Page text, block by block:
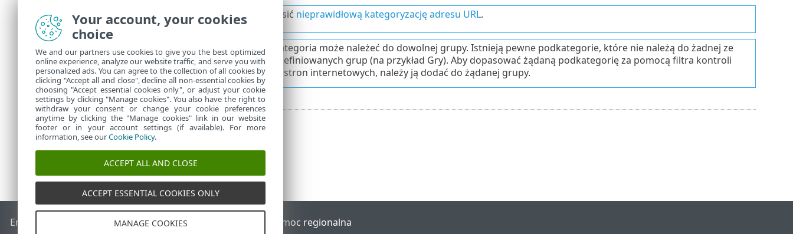
Można zgłosić nieprawidłową kategoryzację adresu URL.
Dana podkategoria może należeć do dowolnej grupy. Istnieją pewne podkategorie, które nie należą do żadnej ze
wstępnie zdefiniowanych grup (na przykład Gry). Aby dopasować żądaną podkategorię za pomocą filtra kontroli
dostępu do stron internetowych, należy ją dodać do żądanej grupy.
End of Life Baza wiedzy ESETForum ESET Pomoc regionalna
Your account, your cookies
choice
We and our partners use cookies to give you the best optimized
online experience, analyze our website traffic, and serve you with
personalized ads. You can agree to the collection of all cookies by
clicking "Accept all and close", decline all non-essential cookies by
choosing "Accept essential cookies only", or adjust your cookie
settings by clicking "Manage cookies". You also have the right to
withdraw your consent or change your cookie preferences
anytime by clicking the "Manage cookies" link in our website
footer or in your account settings (if available). For more
information, see ourCookie Policy.
ACCEPT ALL AND CLOSE
ACCEPT ESSENTIAL COOKIES ONLY
MANAGE COOKIES